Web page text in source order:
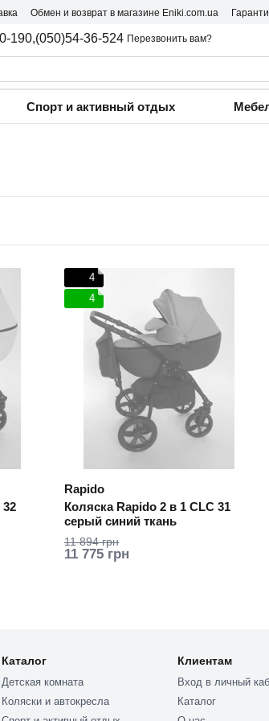
Обмен и возврат в магазине Eniki.com.ua
190,(050)54-36-524 Перезвонить вам?
Спорт и активный отдых
32
4
4
Rapido
Коляска Rapido 2 в 1 CLC 31
серый синий ткань
11 894 грн
11 775 грн
Каталог
Детская комната
Коляски и автокресла
Клиентам
Вход в личный
Каталог